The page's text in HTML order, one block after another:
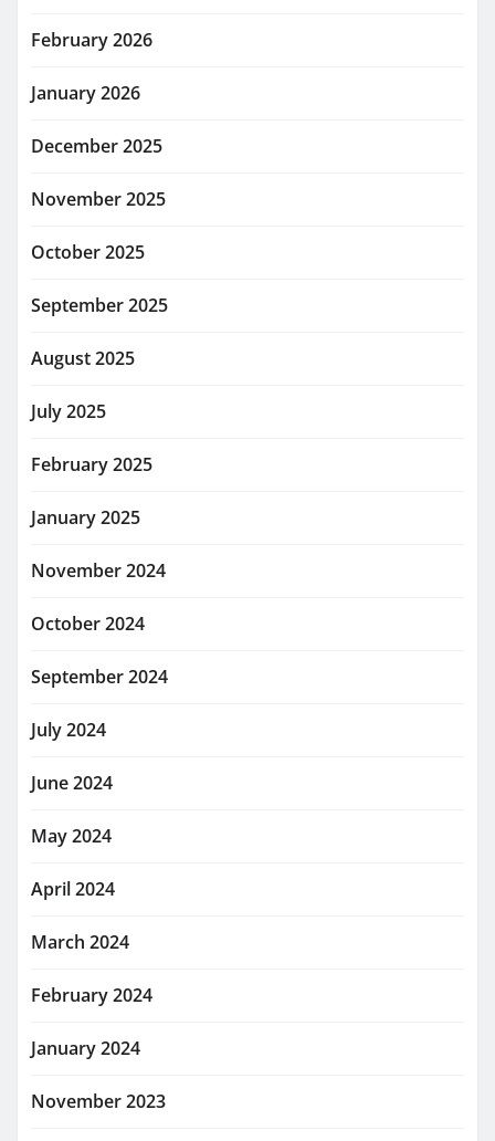
February 2026
January 2026
December 2025
November 2025
October 2025
September 2025
August 2025
July 2025
February 2025
January 2025
November 2024
October 2024
September 2024
July 2024
June 2024
May 2024
April 2024
March 2024
February 2024
January 2024
November 2023